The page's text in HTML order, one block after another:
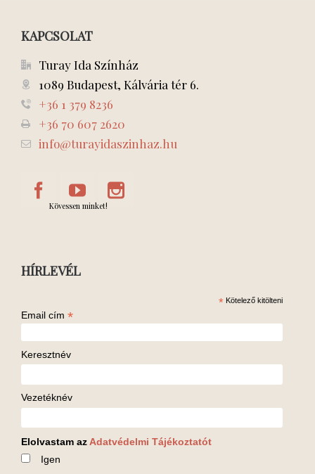
KAPCSOLAT
Turay Ida Színház
1089 Budapest, Kálvária tér 6.
+36 1 379 8236
+36 70 607 2620
info@turayidaszinhaz.hu
Kövessen minket!
HÍRLEVÉL
* Kötelező kitölteni
Email cím *
Keresztnév
Vezetéknév
Elolvastam az Adatvédelmi Tájékoztatót
Igen